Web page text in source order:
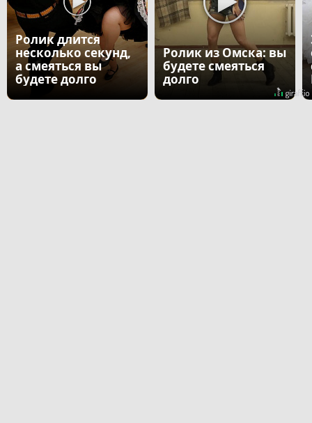
Ролик длится
несколько секунд,
а смеяться вы
будете долго
Ролик из Омска: вы
будете смеяться
долго